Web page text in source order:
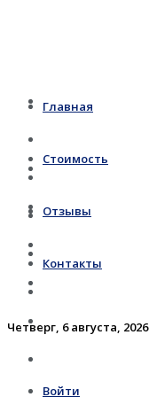
Главная
Стоимость
Отзывы
Контакты
Четверг, 6 августа, 2026
Войти